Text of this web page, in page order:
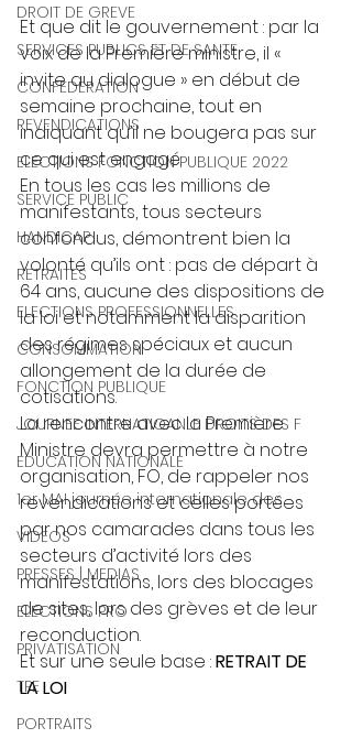
DROIT DE GREVE
SERVICES PUBLICS ET DE SANTE
CONFEDERATION
REVENDICATIONS
ELECTIONS FONCTION PUBLIQUE 2022
SERVICE PUBLIC
HANDICAP
RETRAITES
ELECTIONS PROFESSIONNELLES
CONSOMMATION
FONCTION PUBLIQUE
JOURNEE INTERNATIOANLE DROITS DES F
EDUCATION NATIONALE
1er MAI journée internationale des
VIDEOS
PRESSES | MEDIAS
ELECTIONS PRO
PRIVATISATION
TPE
PORTRAITS
Et que dit le gouvernement : par la
voix de la Première ministre, il «
invite au dialogue » en début de
semaine prochaine, tout en
indiquant qu’il ne bougera pas sur
ce qui est engagé.
En tous les cas les millions de
manifestants, tous secteurs
confondus, démontrent bien la
volonté qu’ils ont : pas de départ à
64 ans, aucune des dispositions de
la loi et notamment la disparition
des régimes spéciaux et aucun
allongement de la durée de
cotisations.
La rencontre avec la Première
Ministre devra permettre à notre
organisation, FO, de rappeler nos
revendications et celles portées
par nos camarades dans tous les
secteurs d’activité lors des
manifestations, lors des blocages
de sites, lors des grèves et de leur
reconduction.
Et sur une seule base : RETRAIT DE
LA LOI